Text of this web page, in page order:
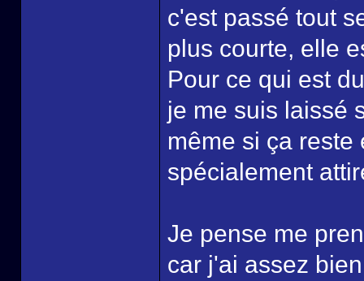
c'est passé tout
plus courte, elle
Pour ce qui est
je me suis laissé
même si ça
spécialement
Je pense me
car j'ai assez